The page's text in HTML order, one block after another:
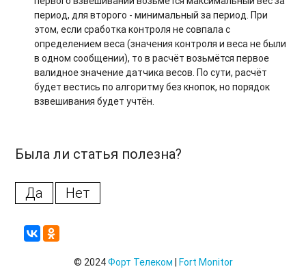
период, для второго - минимальный за период. При
этом, если сработка контроля не совпала с
определением веса (значения контроля и веса не были
в одном сообщении), то в расчёт возьмётся первое
валидное значение датчика весов. По сути, расчёт
будет вестись по алгоритму без кнопок, но порядок
взвешивания будет учтён.
Была ли статья полезна?
Да Нет
© 2024Форт Телеком Fort Monitor